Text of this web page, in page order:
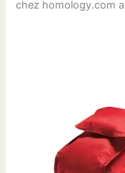
chez homology.com